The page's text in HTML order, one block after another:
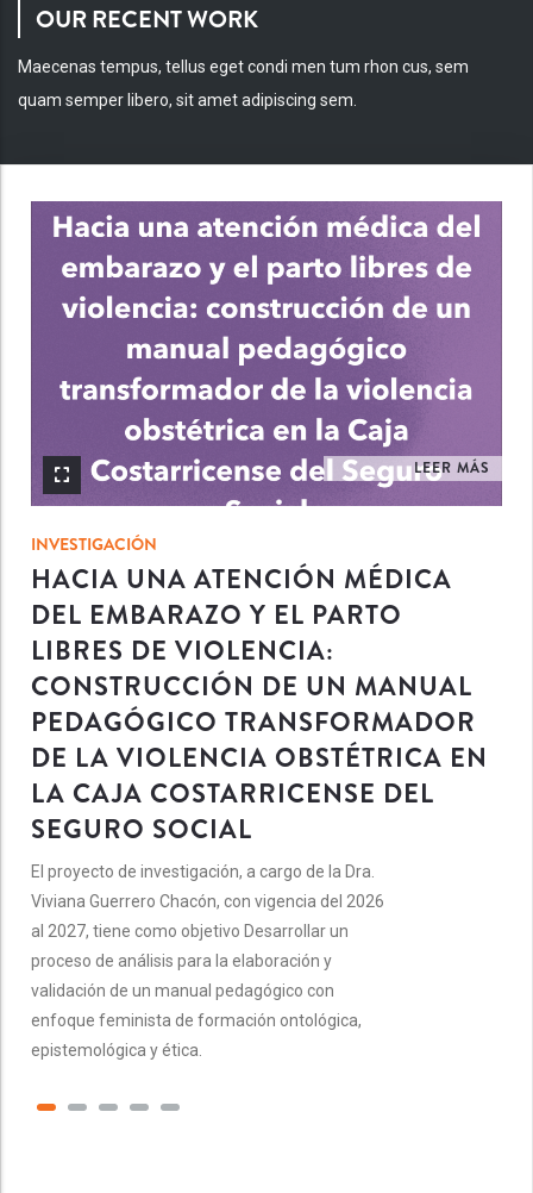
OUR RECENT WORK
Maecenas tempus, tellus eget condi men tum rhon cus, sem
quam semper libero, sit amet adipiscing sem.
LEER MÁS
INVESTIGACIÓN
HACIA UNA ATENCIÓN MÉDICA
DEL EMBARAZO Y EL PARTO
LIBRES DE VIOLENCIA:
CONSTRUCCIÓN DE UN MANUAL
PEDAGÓGICO TRANSFORMADOR
DE LA VIOLENCIA OBSTÉTRICA EN
LA CAJA COSTARRICENSE DEL
SEGURO SOCIAL
El proyecto de investigación, a cargo de la Dra.
Viviana Guerrero Chacón, con vigencia del 2026
al 2027, tiene como objetivo Desarrollar un
proceso de análisis para la elaboración y
validación de un manual pedagógico con
enfoque feminista de formación ontológica,
epistemológica y ética.